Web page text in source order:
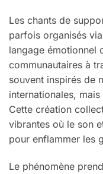
Les chants de
parfois organisés
langage émotionnel
communautaires à
souvent inspirés de
internationales,
Cette création
vibrantes où le son
pour enflammer les
Le phénomène